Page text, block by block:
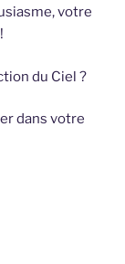
votre
du Ciel ?
dans votre